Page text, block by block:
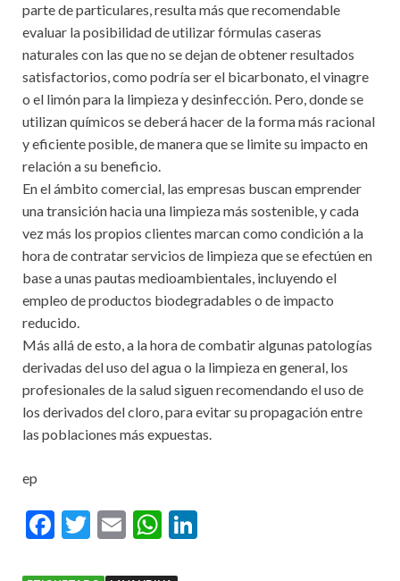
parte de particulares, resulta más que recomendable
evaluar la posibilidad de utilizar fórmulas caseras
naturales con las que no se dejan de obtener resultados
satisfactorios, como podría ser el bicarbonato, el vinagre
o el limón para la limpieza y desinfección. Pero, donde se
utilizan químicos se deberá hacer de la forma más racional
y eficiente posible, de manera que se limite su impacto en
relación a su beneficio.
En el ámbito comercial, las empresas buscan emprender
una transición hacia una limpieza más sostenible, y cada
vez más los propios clientes marcan como condición a la
hora de contratar servicios de limpieza que se efectúen en
base a unas pautas medioambientales, incluyendo el
empleo de productos biodegradables o de impacto
reducido.
Más allá de esto, a la hora de combatir algunas patologías
derivadas del uso del agua o la limpieza en general, los
profesionales de la salud siguen recomendando el uso de
los derivados del cloro, para evitar su propagación entre
las poblaciones más expuestas.
ep
F
T
E
W